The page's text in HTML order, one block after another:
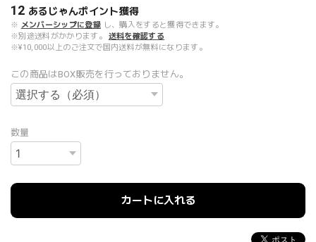
12 あるじゃんポイント獲得
※ メンバーシップに登録 し、購入をすると獲得できます。
※別途送料がかかります。
送料を確認する
※¥10,000以上のご注文で国内送料が無料になります。
この商品はBOX販売を行っておりません。
数量
カートに入れる